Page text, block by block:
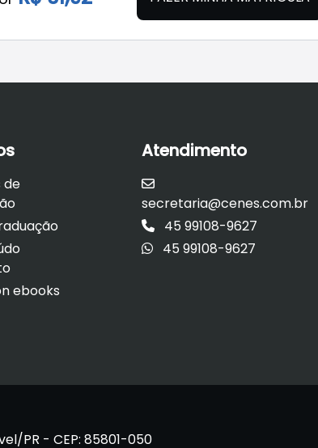
de
ebooks
Atendimento
secretaria@cenes.com.br
45 99108-9627
45 99108-9627
PR - CEP: 85801-050